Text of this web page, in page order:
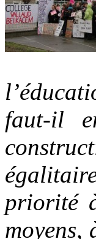
faut-il
priorité
moyens,